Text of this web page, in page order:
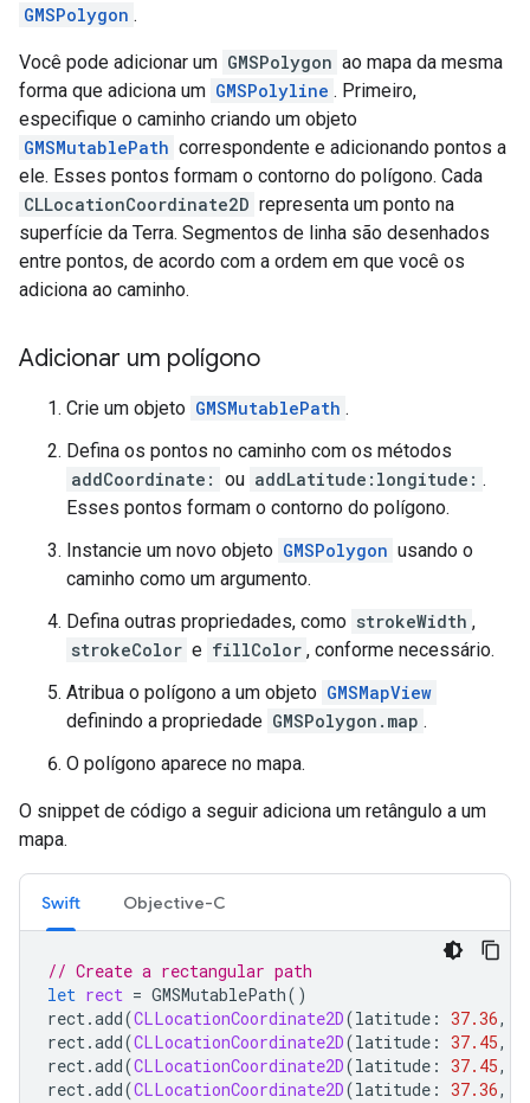
GMSPolygon .
Você pode adicionar um GMSPolygon ao mapa da mesma
forma que adiciona um GMSPolyline . Primeiro,
especifique o caminho criando um objeto
GMSMutablePath correspondente e adicionando pontos a
ele. Esses pontos formam o contorno do polígono. Cada
CLLocationCoordinate2D representa um ponto na
superfície da Terra. Segmentos de linha são desenhados
entre pontos, de acordo com a ordem em que você os
adiciona ao caminho.
Adicionar um polígono
Crie um objeto GMSMutablePath .
Defina os pontos no caminho com os métodos
addCoordinate: ou addLatitude:longitude: .
Esses pontos formam o contorno do polígono.
Instancie um novo objeto GMSPolygon usando o
caminho como um argumento.
Defina outras propriedades, como strokeWidth ,
strokeColor e fillColor , conforme necessário.
Atribua o polígono a um objeto GMSMapView
definindo a propriedade GMSPolygon.map .
O polígono aparece no mapa.
O snippet de código a seguir adiciona um retângulo a um
mapa.
Swift Objective-C
// Create a rectangular path
let rect = GMSMutablePath()
rect.add(CLLocationCoordinate2D(latitude : 37.36,
rect.add(CLLocationCoordinate2D(latitude : 37.45,
rect.add(CLLocationCoordinate2D(latitude : 37.45,
rect.add(CLLocationCoordinate2D(latitude : 37.36,